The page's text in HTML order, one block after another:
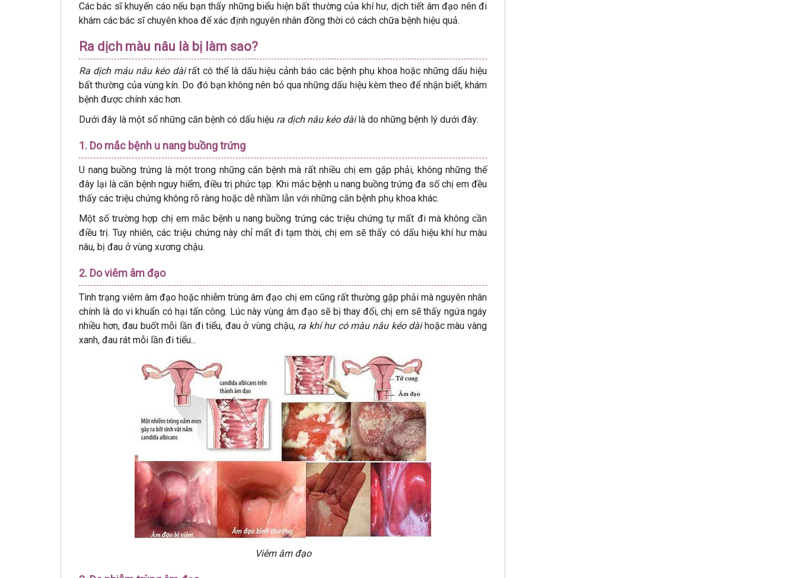
Các bác sĩ khuyến cáo nếu bạn thấy những biểu hiện bất thường của khí hư, dịch tiết âm đạo nên đi
khám các bác sĩ chuyên khoa để xác định nguyên nhân đồng thời có cách chữa bệnh hiệu quả.
Ra dịch màu nâu là bị làm sao?
Ra dịch máu nâu kéo dàirất có thể là dấu hiệu cảnh báo các bệnh phụ khoa hoặc những dấu hiệu
bất thường của vùng kín. Do đó bạn không nên bỏ qua những dấu hiệu kèm theo để nhận biết, khám
bệnh được chính xác hơn.
Dưới đây là một số những căn bệnh có dấu hiệu ra dịch nâu kéo dàilà do những bệnh lý dưới đây:
1. Do mắc bệnh u nang buồng trứng
U nang buồng trứng là một trong những căn bệnh mà rất nhiều chị em gặp phải, không những thế
đây lại là căn bệnh nguy hiểm, điều trị phức tạp. Khi mắc bệnh u nang buồng trứng đa số chị em đều
thấy các triệu chứng không rõ ràng hoặc dễ nhầm lẫn với những căn bệnh phụ khoa khác.
Một số trường hợp chị em mắc bệnh u nang buồng trứng các triệu chứng tự mất đi mà không cần
điều trị. Tuy nhiên, các triệu chứng này chỉ mất đi tạm thời, chị em sẽ thấy có dấu hiệu khí hư màu
nâu, bị đau ở vùng xương chậu.
2. Do viêm âm đạo
Tình trạng viêm âm đạo hoặc nhiễm trùng âm đạo chị em cũng rất thường gặp phải mà nguyên nhân
chính là do vi khuẩn có hại tấn công. Lúc này vùng âm đạo sẽ bị thay đổi, chị em sẽ thấy ngứa ngáy
nhiều hơn, đau buốt mỗi lần đi tiểu, đau ở vùng chậu, ra khí hư có màu nâu kéo dàihoặc màu vàng
xanh, đau rát mỗi lần đi tiểu...
Viêm âm đạo